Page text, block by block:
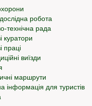
робота
технічна рада
куратори
праці
виїзди
маршрути
інформація для туристів